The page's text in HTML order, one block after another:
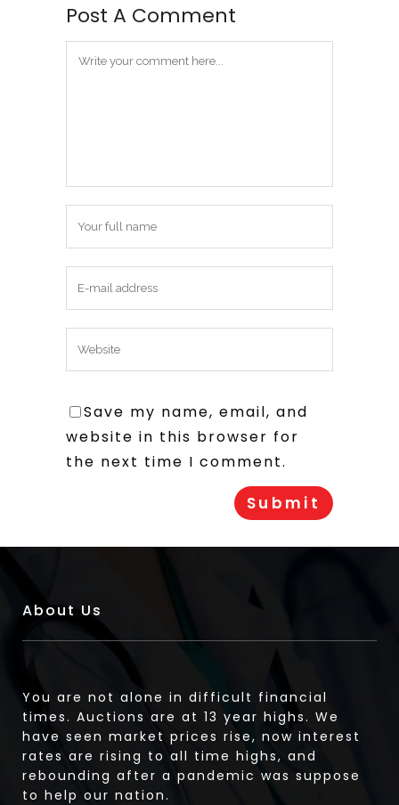
Post A Comment
Save my name, email, and
website in this browser for
the next time I comment.
About Us
You are not alone in difficult financial
times. Auctions are at 13 year highs. We
have seen market prices rise, now interest
rates are rising to all time highs, and
rebounding after a pandemic was suppose
to help our nation.